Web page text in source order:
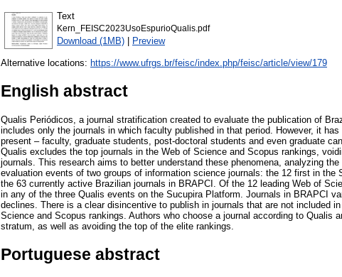
Text
Kern_FEISC2023UsoEspurioQualis.pdf
Download (1MB) | Preview
Alternative locations: https://www.ufrgs.br/feisc/index.php/feisc/article/view/179
English abstract
Qualis Periódicos, a journal stratification created to evaluate the publication of
includes only the journals in which faculty published in that period. However, it
present – faculty, graduate students, post-doctoral students and even graduate
Qualis excludes the top journals in the Web of Science and Scopus rankings,
journals. This research aims to better understand these phenomena, analyzing
evaluation events of two groups of information science journals: the 12 first in the
the 63 currently active Brazilian journals in BRAPCI. Of the 12 leading Web of
in any of the three Qualis events on the Sucupira Platform. Journals in BRAPCI
declines. There is a clear disincentive to publish in journals that are not included
Science and Scopus rankings. Authors who choose a journal according to Qualis
stratum, as well as avoiding the top of the elite rankings.
Portuguese abstract